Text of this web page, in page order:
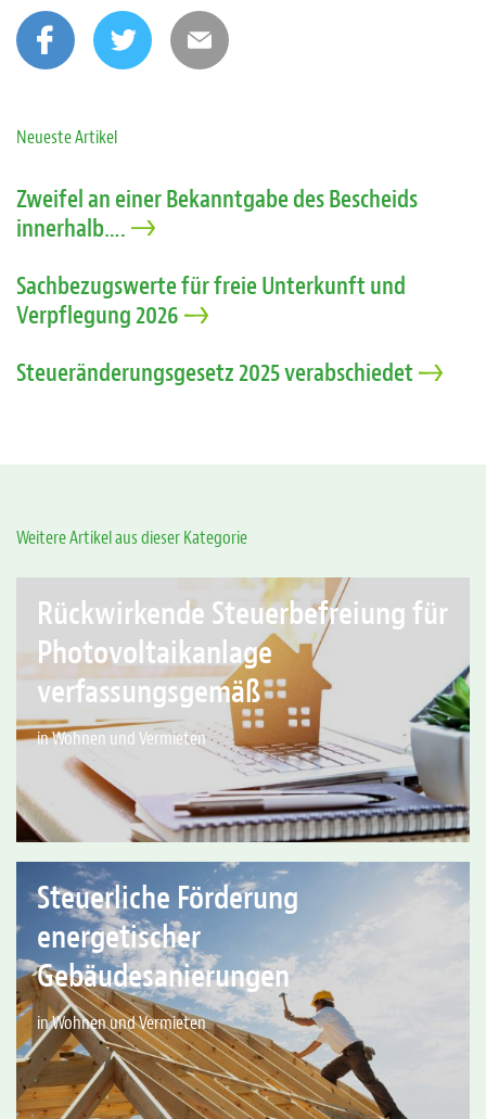
Neueste Artikel
Zweifel an einer Bekanntgabe des Bescheids
innerhalb….
Sachbezugswerte für freie Unterkunft und
Verpflegung 2026
Steueränderungsgesetz 2025 verabschiedet
Weitere Artikel aus dieser Kategorie
Rückwirkende Steuerbefreiung für
Photovoltaikanlage
verfassungsgemäß
in Wohnen und Vermieten
Steuerliche Förderung
energetischer
Gebäudesanierungen
in Wohnen und Vermieten